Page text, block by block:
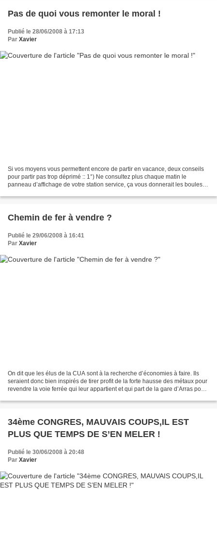
Pas de quoi vous remonter le moral !
Publié le 28/06/2008 à 17:13
Par Xavier
Si vos moyens vous permettent encore de partir en vacance, deux conseils
pour partir pas trop déprimé :: 1°) Ne consultez plus chaque matin le
panneau d’affichage de votre station service, ça vous donnerait les boules.
Chemin de fer à vendre ?
Publié le 29/06/2008 à 16:41
Par Xavier
On dit que les élus de la CUA sont à la recherche d’économies à faire. Ils
seraient donc bien inspirés de tirer profit de la forte hausse des métaux pour
revendre la voie ferrée qui leur appartient et qui part de la gare d’Arras pour
34ème CONGRES, MAUVAIS COUPS,IL EST
PLUS QUE TEMPS DE S’EN MELER !
Publié le 30/06/2008 à 20:48
Par Xavier